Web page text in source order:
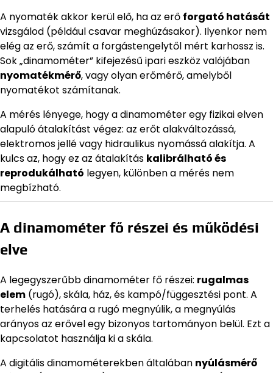
A nyomaték akkor kerül elő, ha az erő forgató hatását
vizsgálod (például csavar meghúzásakor). Ilyenkor nem
elég az erő, számít a forgástengelytől mért karhossz is.
Sok „dinamométer” kifejezésű ipari eszköz valójában
nyomatékmérő, vagy olyan erőmérő, amelyből
nyomatékot számítanak.
A mérés lényege, hogy a dinamométer egy fizikai elven
alapuló átalakítást végez: az erőt alakváltozássá,
elektromos jellé vagy hidraulikus nyomássá alakítja. A
kulcs az, hogy ez az átalakítás kalibrálható és
reprodukálható legyen, különben a mérés nem
megbízható.
A dinamométer fő részei és működési
elve
A legegyszerűbb dinamométer fő részei: rugalmas
elem (rugó), skála, ház, és kampó/függesztési pont. A
terhelés hatására a rugó megnyúlik, a megnyúlás
arányos az erővel egy bizonyos tartományon belül. Ezt a
kapcsolatot használja ki a skála.
A digitális dinamométerekben általában nyúlásmérő